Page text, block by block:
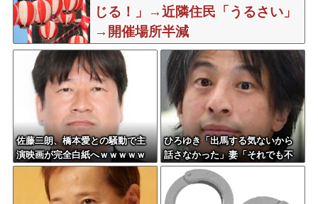
じる！」→近隣住民「うるさい」
→開催場所半減
佐藤二朗、橋本愛との騒動で主
演映画が完全白紙へｗｗｗｗｗ
ひろゆき「出馬する気ないから
話さなかった」妻「それでも不
誠実だろ」→離婚協議へｗｗｗ
ｗｗ